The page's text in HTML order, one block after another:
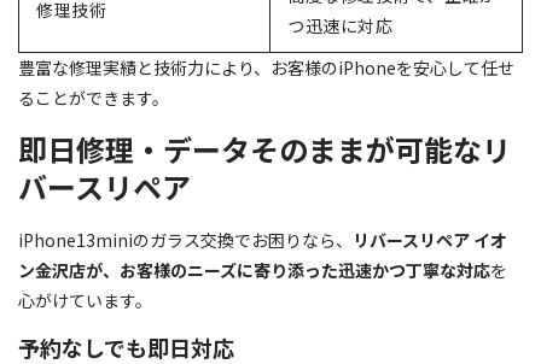
修理技術
つ迅速に対応
豊富な修理実績と技術力により、お客様のiPhoneを安心して任せ
ることができます。
即日修理・データそのままが可能なリ
バースリペア
iPhone13miniのガラス交換でお困りなら、
リバースリペア イオ
ン金沢店が、お客様のニーズに寄り添った迅速かつ丁寧な対応を
心がけています。
予約なしでも即日対応